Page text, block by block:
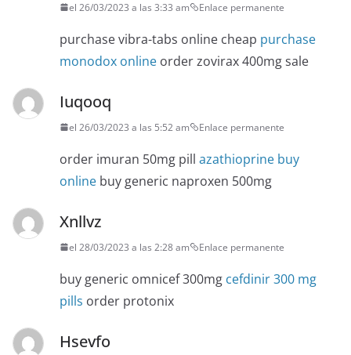
el 26/03/2023 a las 3:33 am Enlace permanente
purchase vibra-tabs online cheap purchase
monodox online order zovirax 400mg sale
Iuqooq
el 26/03/2023 a las 5:52 am Enlace permanente
order imuran 50mg pill azathioprine buy
online buy generic naproxen 500mg
Xnllvz
el 28/03/2023 a las 2:28 am Enlace permanente
buy generic omnicef 300mg cefdinir 300 mg
pills order protonix
Hsevfo